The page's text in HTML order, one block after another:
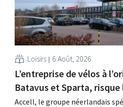
Loisirs 6 Août, 2026
L’entreprise de vélos à
Batavus et Sparta,
Accell, le groupe néerlandais